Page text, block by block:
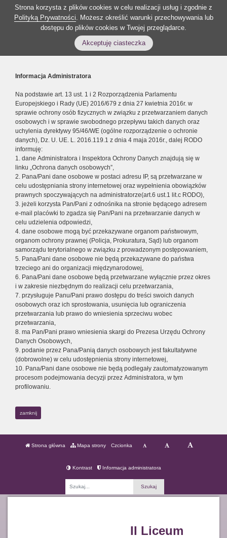
Strona korzysta z plików cookies w celu realizacji usług i zgodnie z
Polityką Prywatności. Możesz określić warunki przechowywania lub
dostępu do plików cookies w Twojej przeglądarce.
Akceptuję ciasteczka
Informacja Administratora
Na podstawie art. 13 ust. 1 i 2 Rozporządzenia Parlamentu
Europejskiego i Rady (UE) 2016/679 z dnia 27 kwietnia 2016r. w
sprawie ochrony osób fizycznych w związku z przetwarzaniem danych
osobowych i w sprawie swobodnego przepływu takich danych oraz
uchylenia dyrektywy 95/46/WE (ogólne rozporządzenie o ochronie
danych), Dz. U. UE. L. 2016.119.1 z dnia 4 maja 2016r., dalej RODO
informuję:
1. dane Administratora i Inspektora Ochrony Danych znajdują się w
linku „Ochrona danych osobowych”,
2. Pana/Pani dane osobowe w postaci adresu IP, są przetwarzane w
celu udostępniania strony internetowej oraz wypełnienia obowiązków
prawnych spoczywających na administratorze(art.6 ust.1 lit.c RODO),
3. jeżeli korzysta Pan/Pani z odnośnika na stronie będącego adresem
e-mail placówki to zgadza się Pan/Pani na przetwarzanie danych w
celu udzielenia odpowiedzi,
4. dane osobowe mogą być przekazywane organom państwowym,
organom ochrony prawnej (Policja, Prokuratura, Sąd) lub organom
samorządu terytorialnego w związku z prowadzonym postępowaniem,
5. Pana/Pani dane osobowe nie będą przekazywane do państwa
trzeciego ani do organizacji międzynarodowej,
6. Pana/Pani dane osobowe będą przetwarzane wyłącznie przez okres
i w zakresie niezbędnym do realizacji celu przetwarzania,
7. przysługuje Panu/Pani prawo dostępu do treści swoich danych
osobowych oraz ich sprostowania, usunięcia lub ograniczenia
przetwarzania lub prawo do wniesienia sprzeciwu wobec
przetwarzania,
8. ma Pan/Pani prawo wniesienia skargi do Prezesa Urzędu Ochrony
Danych Osobowych,
9. podanie przez Pana/Panią danych osobowych jest fakultatywne
(dobrowolne) w celu udostępnienia strony internetowej,
10. Pana/Pani dane osobowe nie będą podlegały zautomatyzowanym
procesom podejmowania decyzji przez Administratora, w tym
profilowaniu.
zamknij
Strona główna Mapa strony Czcionka
Kontrast Informacja administratora
II Liceum